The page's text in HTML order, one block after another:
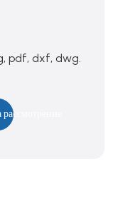
pdf, dxf, dwg.